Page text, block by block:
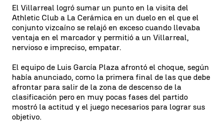
El Villarreal logró sumar un punto en la visita del
Athletic Club a La Cerámica en un duelo en el que el
conjunto vizcaíno se relajó en exceso cuando llevaba
ventaja en el marcador y permitió a un Villarreal,
nervioso e impreciso, empatar.
El equipo de Luis García Plaza afrontó el choque, según
había anunciado, como la primera final de las que debe
afrontar para salir de la zona de descenso de la
clasificación pero en muy pocas fases del partido
mostró la actitud y el juego necesarios para lograr sus
objetivo.